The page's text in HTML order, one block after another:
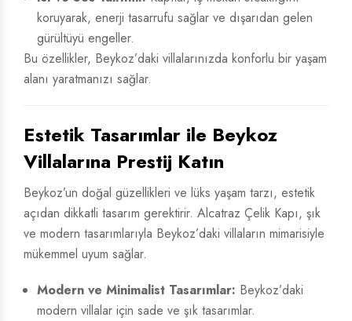
koruyarak, enerji tasarrufu sağlar ve dışarıdan gelen
gürültüyü engeller.
Bu özellikler, Beykoz’daki villalarınızda konforlu bir yaşam
alanı yaratmanızı sağlar.
Estetik Tasarımlar ile Beykoz
Villalarına Prestij Katın
Beykoz’un doğal güzellikleri ve lüks yaşam tarzı, estetik
açıdan dikkatli tasarım gerektirir. Alcatraz Çelik Kapı, şık
ve modern tasarımlarıyla Beykoz’daki villaların mimarisiyle
mükemmel uyum sağlar.
Modern ve Minimalist Tasarımlar: Beykoz’daki
modern villalar için sade ve şık tasarımlar.